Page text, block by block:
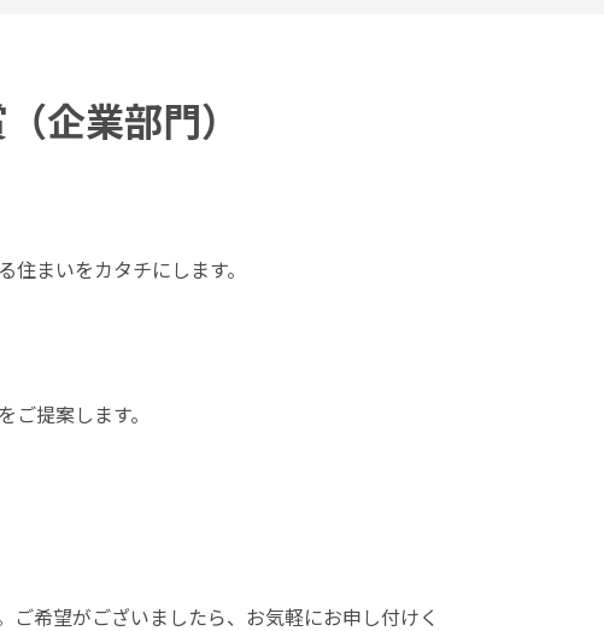
企業部門）
まいをカタチにします。
提案します。
希望がございましたら、お気軽にお申し付けく